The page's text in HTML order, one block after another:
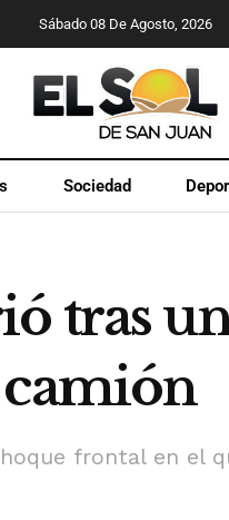
Sábado 08 De Agosto, 2026
Sociedad
tras
frontal en